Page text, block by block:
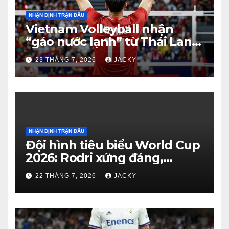
NHẬN ĐỊNH TRẬN ĐẤU
Vietnam Volleyball nhận
“gáo nước lạnh” từ Thái Lan:
Từ dẫn 2-0 đến thua ngược 2-
3 đầy tiếc nuối
23 THÁNG 7, 2026 JACKY
NHẬN ĐỊNH TRẬN ĐẤU
Đội hình tiêu biểu World Cup
2026: Rodri xứng đáng,
Haaland viết cổ tích, Vozinha
gây bất ngờ
22 THÁNG 7, 2026 JACKY